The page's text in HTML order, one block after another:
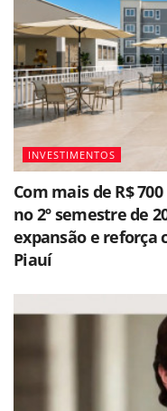
INVESTIMENTOS
Com mais de R$
no 2º semestre de
expansão e reforça
Piauí